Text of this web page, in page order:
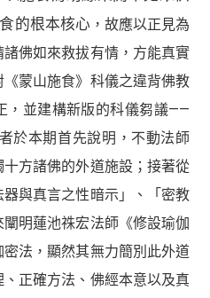
的根本核心 ，故應以正見為
佛如來救拔有情，方能真實
蒙山施食》科儀之違背佛教
，並建構新版的科儀芻議——
於本期首先說明，不動法師
方諸佛的外道施設；接著從
器與真言之性暗示」、「密教
明蓮池祩宏法師《修設瑜伽
法，顯然其無力簡別此外道
正確方法、佛經本意以及真